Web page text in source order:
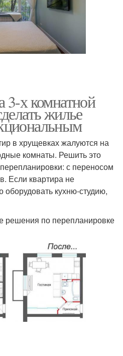
3-х комнатной
жилье
в хрущевках жалуются на
комнаты. Решить это
с переносом
Если квартира не
кухню-студию,
по перепланировке